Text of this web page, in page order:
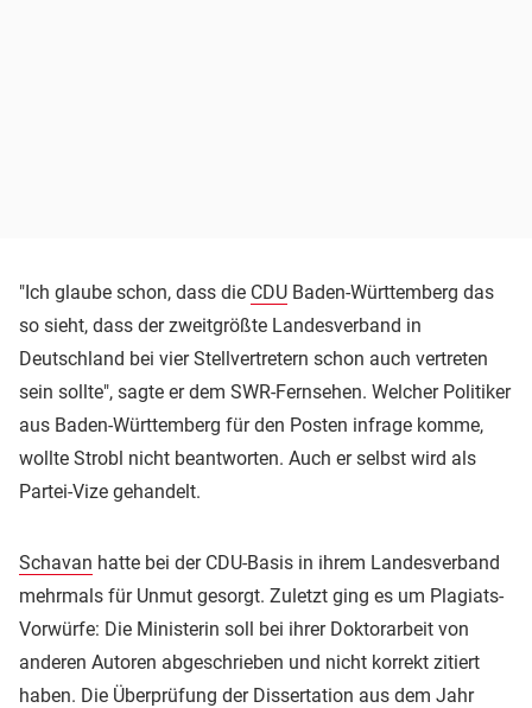
"Ich glaube schon, dass die CDU Baden-Württemberg das
so sieht, dass der zweitgrößte Landesverband in
Deutschland bei vier Stellvertretern schon auch vertreten
sein sollte", sagte er dem SWR-Fernsehen. Welcher Politiker
aus Baden-Württemberg für den Posten infrage komme,
wollte Strobl nicht beantworten. Auch er selbst wird als
Partei-Vize gehandelt.
Schavan hatte bei der CDU-Basis in ihrem Landesverband
mehrmals für Unmut gesorgt. Zuletzt ging es um Plagiats-
Vorwürfe: Die Ministerin soll bei ihrer Doktorarbeit von
anderen Autoren abgeschrieben und nicht korrekt zitiert
haben. Die Überprüfung der Dissertation aus dem Jahr